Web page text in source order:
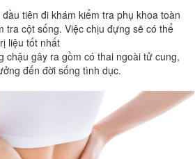
tiên đi khám kiểm tra phụ khoa toàn
tra cột sống. Việc chịu đựng sẽ có thể
liệu tốt nhất
chậu gây ra gồm có thai ngoài tử cung,
đến đời sống tình dục.